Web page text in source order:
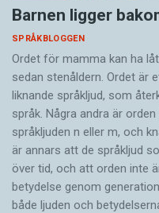
Barnen ligger
SPRÅKBLOGGEN
Ordet för mamma kan ha
sedan stenåldern. Ordet är
liknande språkljud, som
språk. Några andra är
språkljuden n eller m, och
är annars att de språkljud
över tid, och att orden inte
betydelse genom
både ljuden och